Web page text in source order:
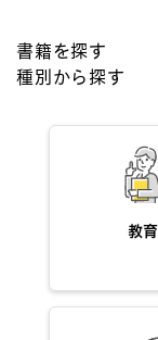
書籍を探す
種別から探す
教育